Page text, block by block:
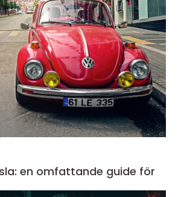
en omfattande guide för